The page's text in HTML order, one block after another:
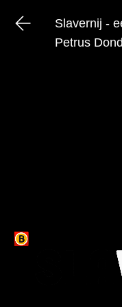
Slavernij -
Petrus